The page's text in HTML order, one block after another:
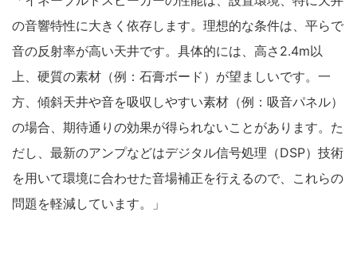
の音響特性に大きく依存します。理想的な条件は、平らで
音の反射率が高い天井です。具体的には、高さ2.4m以
上、硬質の素材（例：石膏ボード）が望ましいです。一
方、傾斜天井や音を吸収しやすい素材（例：吸音パネル）
の場合、期待通りの効果が得られないことがあります。た
だし、最新のアンプなどはデジタル信号処理（DSP）技術
を用いて環境に合わせた音場補正を行えるので、これらの
問題を軽減しています。」